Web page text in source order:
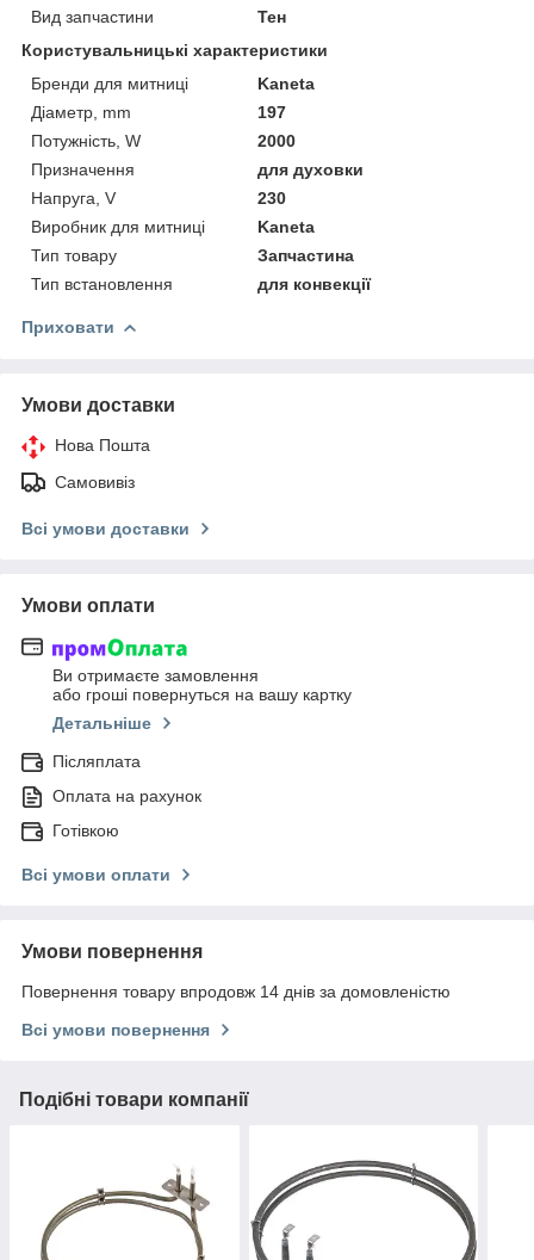
Вид запчастини
Тен
Користувальницькі характеристики
Бренди для митниці
Kaneta
Діаметр, mm
197
Потужність, W
2000
Призначення
для духовки
Напруга, V
230
Виробник для митниці
Kaneta
Тип товару
Запчастина
Тип встановлення
для конвекції
Приховати
Умови доставки
Нова Пошта
Самовивіз
Всі умови доставки
Умови оплати
Ви отримаєте замовлення
або гроші повернуться на вашу картку
Детальніше
Післяплата
Оплата на рахунок
Готівкою
Всі умови оплати
Умови повернення
Повернення товару впродовж 14 днів за домовленістю
Всі умови повернення
Подібні товари компанії